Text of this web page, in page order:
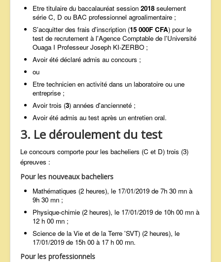
Etre titulaire du baccalauréat session 2018 seulement
série C, D ou BAC professionnel agroalimentaire ;
S'acquitter des frais d'inscription (15 000F CFA) pour le
test de recrutement à l'Agence Comptable de l'Université
Ouaga I Professeur Joseph KI-ZERBO ;
Avoir été déclaré admis au concours ;
ou
Etre technicien en activité dans un laboratoire ou une
entreprise ;
Avoir trois (3) années d'ancienneté ;
Avoir été admis au test après un entretien oral.
3. Le déroulement du test
Le concours comporte pour les bacheliers (C et D) trois (3)
épreuves :
Pour les nouveaux bacheliers
Mathématiques (2 heures), le 17/01/2019 de 7h 30 mn à
9h 30 mn ;
Physique-chimie (2 heures), le 17/01/2019 de 10h 00 mn à
12 h 00 mn ;
Science de la Vie et de la Terre 'SVT) (2 heures), le
17/01/2019 de 15h 00 à 17 h 00 mn.
Pour les professionnels